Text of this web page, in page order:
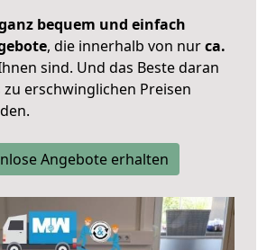
bequem und einfach
, die innerhalb von nurca.
sind. Und das Beste daran
zu erschwinglichen Preisen
Angebote erhalten